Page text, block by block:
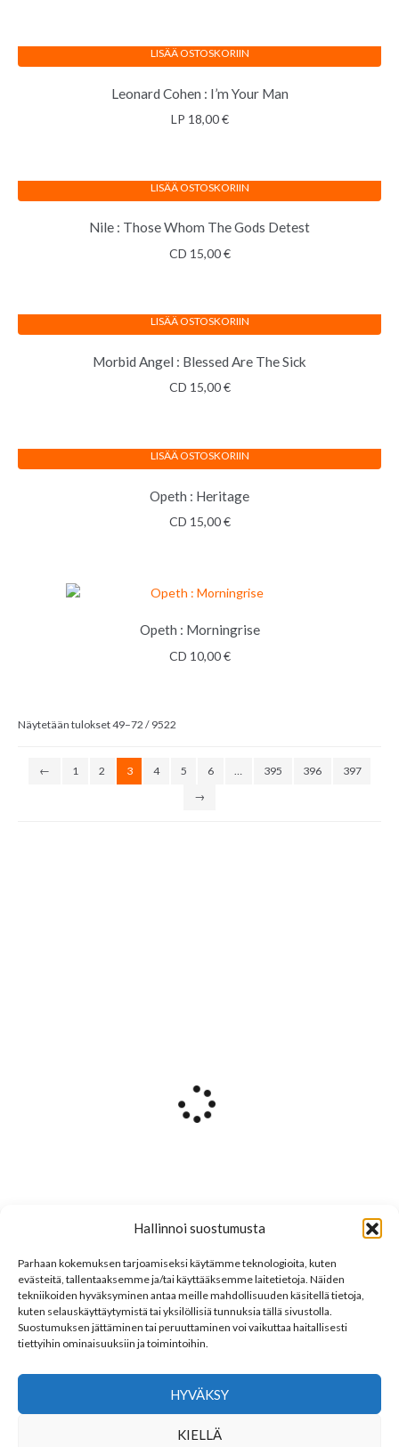
Hallinnoi suostumusta
Parhaan kokemuksen tarjoamiseksi käytämme teknologioita, kuten
evästeitä, tallentaaksemme ja/tai käyttääksemme laitetietoja. Näiden
tekniikoiden hyväksyminen antaa meille mahdollisuuden käsitellä tietoja,
kuten selauskäyttäytymistä tai yksilöllisiä tunnuksia tällä sivustolla.
Suostumuksen jättäminen tai peruuttaminen voi vaikuttaa haitallisesti
tiettyihin ominaisuuksiin ja toimintoihin.
HYVÄKSY
KIELLÄ
Leonard Cohen : I’m Your Man
LP 18,00€
LISÄÄ OSTOSKORIIN
Nile : Those Whom The Gods Detest
CD 15,00€
LISÄÄ OSTOSKORIIN
Morbid Angel : Blessed Are The Sick
CD 15,00€
LISÄÄ OSTOSKORIIN
Opeth : Heritage
CD 15,00€
LISÄÄ OSTOSKORIIN
Opeth : Morningrise
CD 10,00€
Näytetään tulokset 49–72 / 9522Sorted
←
1 2 3 4 5 6 395 396
397
→